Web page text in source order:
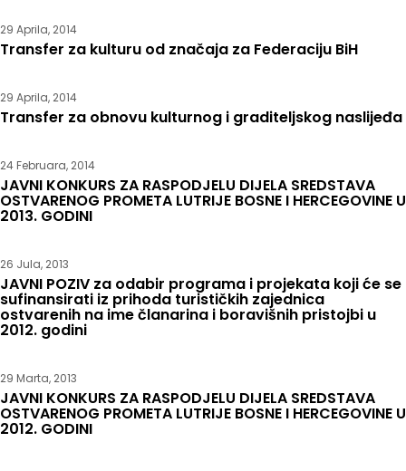
29 Aprila, 2014
Transfer za kulturu od značaja za Federaciju BiH
29 Aprila, 2014
Transfer za obnovu kulturnog i graditeljskog naslijeđa
24 Februara, 2014
JAVNI KONKURS ZA RASPODJELU DIJELA SREDSTAVA
OSTVARENOG PROMETA LUTRIJE BOSNE I HERCEGOVINE U
2013. GODINI
26 Jula, 2013
JAVNI POZIV za odabir programa i projekata koji će se
sufinansirati iz prihoda turističkih zajednica
ostvarenih na ime članarina i boravišnih pristojbi u
2012. godini
29 Marta, 2013
JAVNI KONKURS ZA RASPODJELU DIJELA SREDSTAVA
OSTVARENOG PROMETA LUTRIJE BOSNE I HERCEGOVINE U
2012. GODINI